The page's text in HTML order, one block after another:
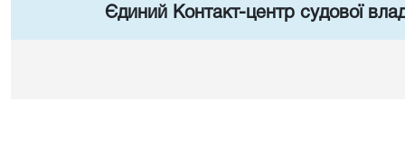
Єдиний Контакт-центр судової